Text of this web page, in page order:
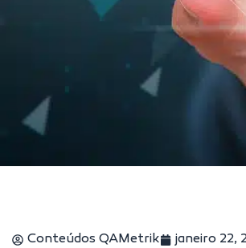
Conteúdos QAMetrik janeiro 22,